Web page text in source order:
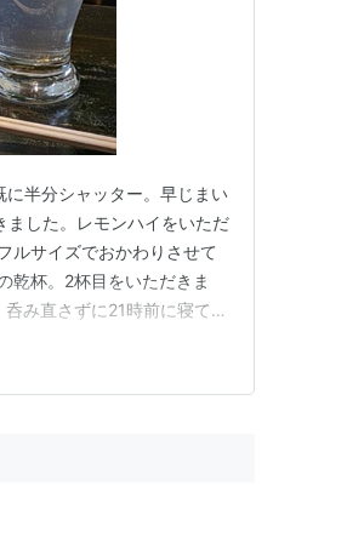
半分シャッター。早じまい
ました。レモンハイをいただ
ルサイズでおかわりさせて
乾杯。2杯目をいただきま
み直さずに21時前に寝てし